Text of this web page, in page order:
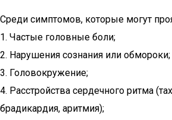
Среди симптомов, которые могут
1. Частые головные боли;
2. Нарушения сознания или обмороки;
3. Головокружение;
4. Расстройства сердечного ритма
брадикардия, аритмия);